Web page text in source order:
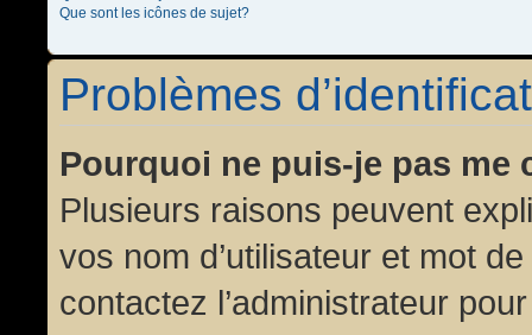
Que sont les icônes de sujet?
Problèmes
Pourquoi ne puis-je pas me
Plusieurs raisons peuvent
vos nom d’utilisateur et mot
contactez l’administrateur